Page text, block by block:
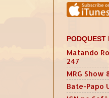
PODQUEST
Matando
247
MRG Show
Bate-Papo